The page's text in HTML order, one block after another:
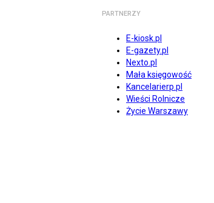
PARTNERZY
E-kiosk.pl
E-gazety.pl
Nexto.pl
Mała księgowość
Kancelarierp.pl
Wieści Rolnicze
Życie Warszawy